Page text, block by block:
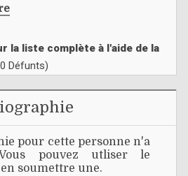
la liste complète à l'aide de la
Défunts)
pour cette personne n'a
pouvez utliser le
soumettre une.